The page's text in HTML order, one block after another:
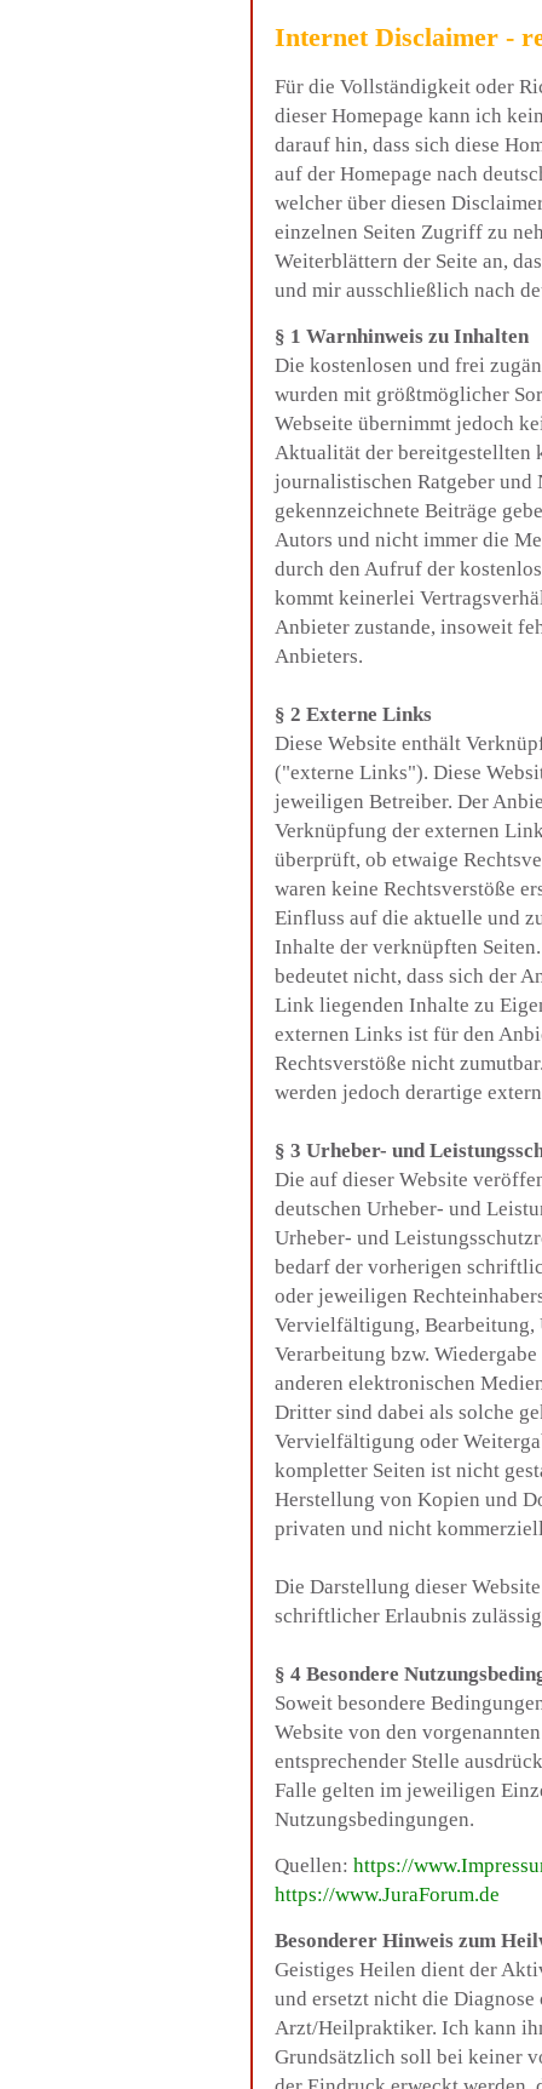
Internet Disclaimer -
Für die Vollständigkeit oder
dieser Homepage kann ich
darauf hin, dass sich diese
auf der Homepage nach
welcher über diesen
einzelnen Seiten Zugriff zu
Weiterblättern der Seite an,
und mir ausschließlich nach
§ 1 Warnhinweis zu Inhalten
Die kostenlosen und frei
wurden mit größtmöglicher
Webseite übernimmt jedoch
Aktualität der bereitgestellten
journalistischen Ratgeber und
gekennzeichnete Beiträge
Autors und nicht immer die
durch den Aufruf der
kommt keinerlei
Anbieter zustande, insoweit
Anbieters.
§ 2 Externe Links
Diese Website enthält
("externe Links"). Diese
jeweiligen Betreiber. Der
Verknüpfung der externen
überprüft, ob etwaige
waren keine Rechtsverstöße
Einfluss auf die aktuelle und
Inhalte der verknüpften
bedeutet nicht, dass sich der
Link liegenden Inhalte zu
externen Links ist für den
Rechtsverstöße nicht
werden jedoch derartige
§ 3 Urheber- und
Die auf dieser Website
deutschen Urheber- und
Urheber- und
bedarf der vorherigen
oder jeweiligen
Vervielfältigung, Bearbeitung,
Verarbeitung bzw.
anderen elektronischen
Dritter sind dabei als solche
Vervielfältigung oder
kompletter Seiten ist nicht
Herstellung von Kopien und
privaten und nicht
Die Darstellung dieser
schriftlicher Erlaubnis
§ 4 Besondere
Soweit besondere
Website von den
entsprechender Stelle
Falle gelten im jeweiligen
Nutzungsbedingungen.
Quellen: https://www
https://www.JuraForum.de
Besonderer Hinweis zum
Geistiges Heilen dient der
und ersetzt nicht die
Arzt/Heilpraktiker. Ich kann
Grundsätzlich soll bei keiner